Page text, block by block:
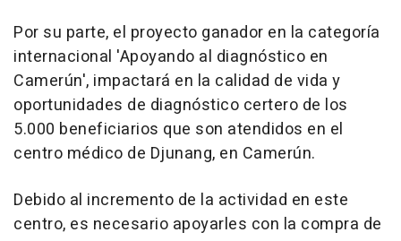
Por su parte, el proyecto ganador en la categoría
internacional 'Apoyando al diagnóstico en
Camerún', impactará en la calidad de vida y
oportunidades de diagnóstico certero de los
5.000 beneficiarios que son atendidos en el
centro médico de Djunang, en Camerún.
Debido al incremento de la actividad en este
centro, es necesario apoyarles con la compra de